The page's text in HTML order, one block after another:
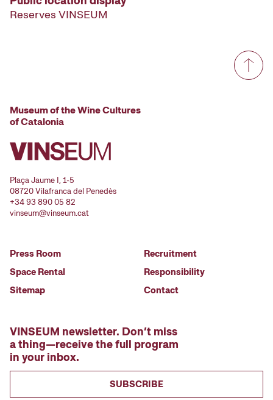
Reserves VINSEUM
Museum of the Wine Cultures
of Catalonia
Plaça Jaume I, 1-5
08720 Vilafranca del Penedès
+34 93 890 05 82
vinseum@vinseum.cat
Press Room
Space Rental
Sitemap
Recruitment
Responsibility
Contact
VINSEUM newsletter. Don’t miss
a thing—receive the full program
in your inbox.
SUBSCRIBE